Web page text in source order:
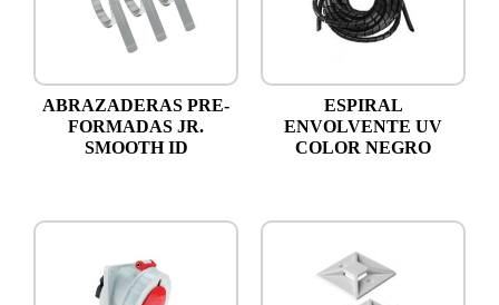
ABRAZADERAS PRE-
FORMADAS JR.
SMOOTH ID
ESPIRAL
ENVOLVENTE UV
COLOR NEGRO